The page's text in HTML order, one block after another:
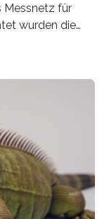
Messnetz für
wurden die
Bericht zur
Ernährung und
Oktober 2025).
sich neuerdings
wurden sie
des